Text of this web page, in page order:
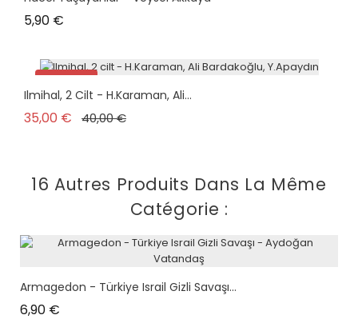
5,90 €
Promo !
Ilmihal, 2 Cilt - H.Karaman, Ali...
35,00 € Prix de base
40,00 €Prix
16 Autres Produits Dans La Même
Catégorie :
Armagedon - Türkiye Israil Gizli Savaşı...
6,90 €